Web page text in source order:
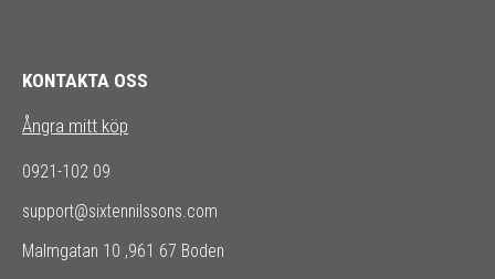
KONTAKTA OSS
Ångra mitt köp
0921-102 09
support@sixtennilssons.com
Malmgatan 10 ,961 67 Boden